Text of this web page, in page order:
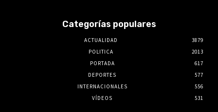
Categorías populares
ACTUALIDAD
3879
POLITICA
2013
PORTADA
617
DEPORTES
577
INTERNACIONALES
556
VÍDEOS
531